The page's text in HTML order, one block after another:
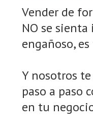
Vender de
NO se
engañoso,
Y nosotros
paso a paso
en tu